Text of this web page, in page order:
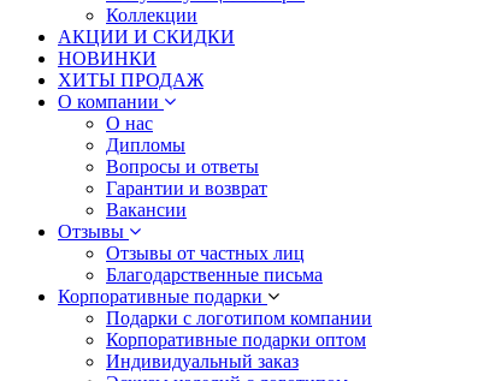
Коллекции
АКЦИИ И СКИДКИ
НОВИНКИ
ХИТЫ ПРОДАЖ
О компании
О нас
Дипломы
Вопросы и ответы
Гарантии и возврат
Вакансии
Отзывы
Отзывы от частных лиц
Благодарственные письма
Корпоративные подарки
Подарки с логотипом компании
Корпоративные подарки оптом
Индивидуальный заказ